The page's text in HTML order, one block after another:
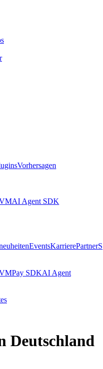
Vorhersagen
AI Agent SDK
EventsKarrierePartnerS
Pay SDKAI Agent
Deutschland